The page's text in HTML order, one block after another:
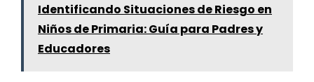
Identificando Situaciones de Riesgo en
Niños de Primaria: Guía para Padres y
Educadores